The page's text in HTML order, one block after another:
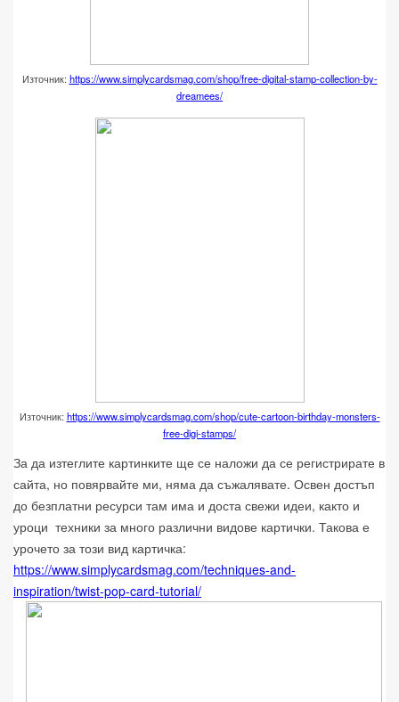
Източник: https://www.simplycardsmag.com/shop/free-digital-stamp-collection-by-
dreamees/
Източник: https://www.simplycardsmag.com/shop/cute-cartoon-birthday-monsters-
free-digi-stamps/
За да изтеглите картинките ще се наложи да се регистрирате в
сайта, но повярвайте ми, няма да съжалявате. Освен достъп
до безплатни ресурси там има и доста свежи идеи, както и
уроци техники за много различни видове картички. Такова е
урочето за този вид картичка:
https://www.simplycardsmag.com/techniques-and-
inspiration/twist-pop-card-tutorial/